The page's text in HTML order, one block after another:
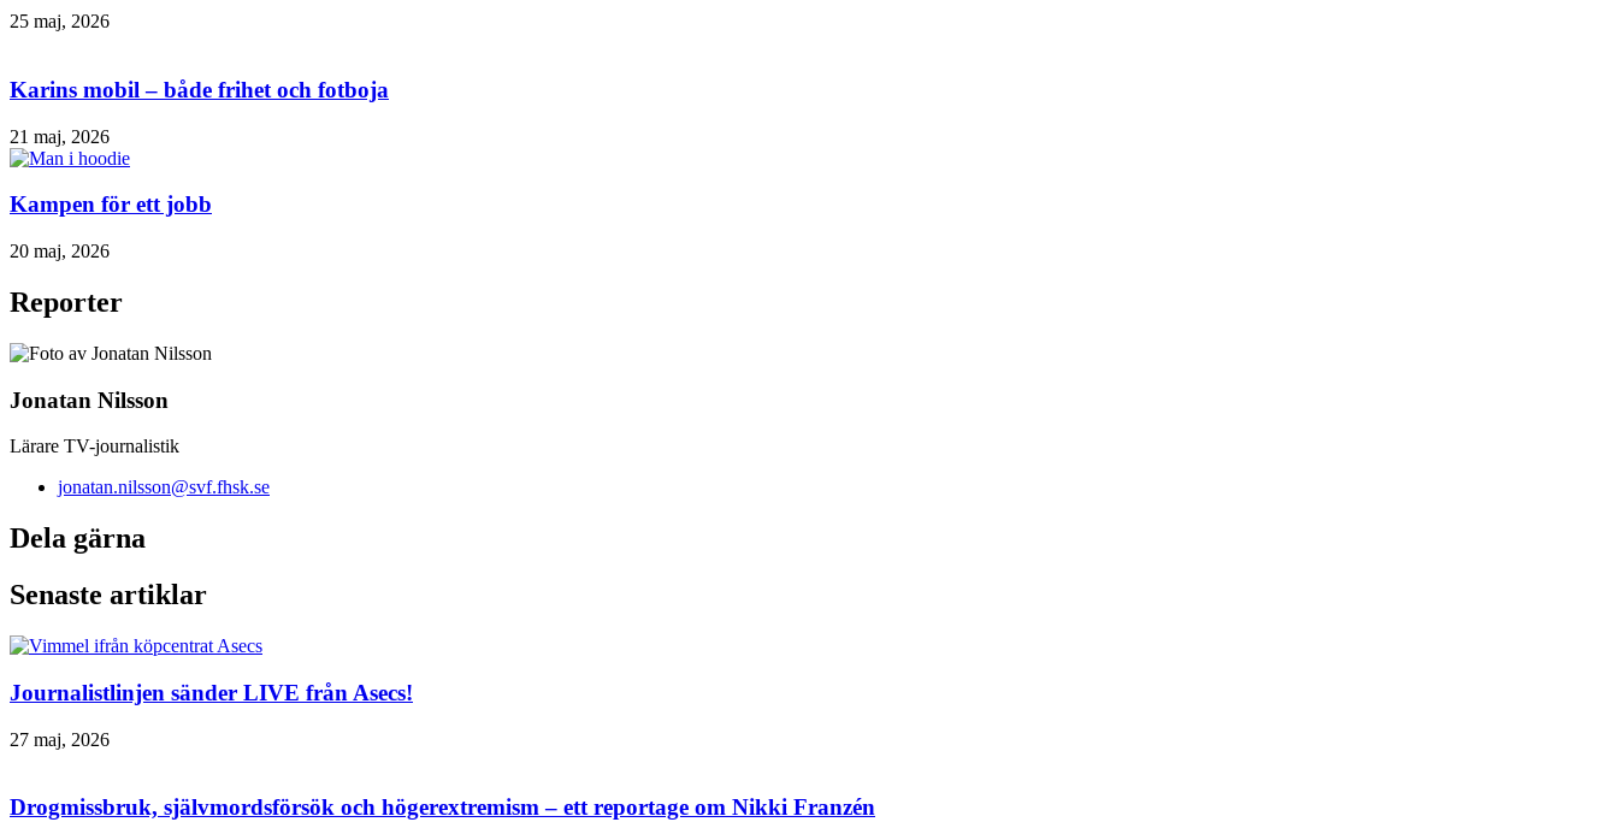
25 maj, 2026
Karins mobil – både frihet och fotboja
21 maj, 2026
Kampen för ett jobb
20 maj, 2026
Reporter
Jonatan Nilsson
Lärare TV-journalistik
jonatan.nilsson@svf.fhsk.se
Dela gärna
Senaste artiklar
Journalistlinjen sänder LIVE från Asecs!
27 maj, 2026
Drogmissbruk, självmordsförsök och högerextremism – ett reportage om Nikki Franzén